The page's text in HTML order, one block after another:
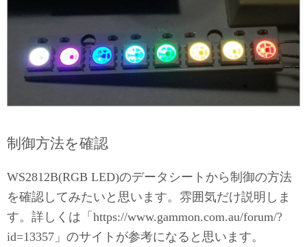
制御方法を確認
WS2812B(RGB LED)のデータシートから制御の方法
を確認してみたいと思います。雰囲気だけ説明しま
す。詳しくは「https://www.gammon.com.au/forum/?
id=13357」のサイトが参考になると思います。